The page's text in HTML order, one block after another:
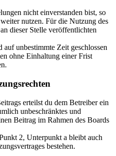
nicht einverstanden bist, so
nutzen. Für die Nutzung des
dieser Stelle veröffentlichten
unbestimmte Zeit geschlossen
ohne Einhaltung einer Frist
erteilst du dem Betreiber ein
unbeschränktes und
Beitrag im Rahmen des Boards
2, Unterpunkt a bleibt auch
bestehen.